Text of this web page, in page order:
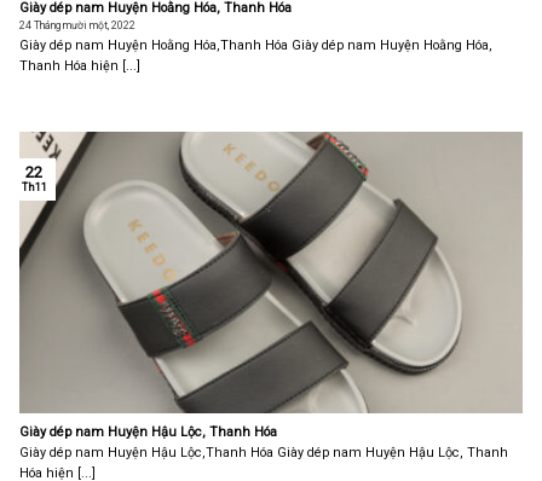
Giày dép nam Huyện Hoằng Hóa, Thanh Hóa
24 Tháng mười một, 2022
Giày dép nam Huyện Hoằng Hóa,Thanh Hóa Giày dép nam Huyện Hoằng Hóa,
Thanh Hóa hiện [...]
Giày dép nam Huyện Hậu Lộc, Thanh Hóa
Giày dép nam Huyện Hậu Lộc,Thanh Hóa Giày dép nam Huyện Hậu Lộc, Thanh
Hóa hiện [...]
22
Th11